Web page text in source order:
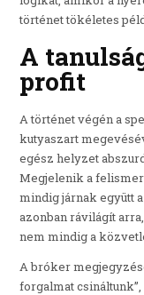
történet tökéletes
A
profit
A történet végén a
kutyaszart
egész helyzet
Megjelenik a
mindig járnak együtt
azonban rávilágít
nem mindig a
A bróker
forgalmat